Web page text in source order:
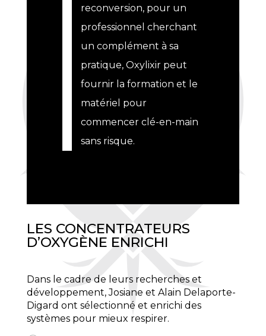
reconversion, pour un
professionnel cherchant
un complément à sa
pratique, Oxylixirpeut
fournir la formation et le
matériel pour
commencer clé-en-main
sans risque.
LES CONCENTRATEURS
D’OXYGÈNE ENRICHI
Dans le cadre de leurs recherches et
développement, Josiane et Alain Delaporte-
Digard ont sélectionné et enrichi des
systèmes pour mieux respirer.